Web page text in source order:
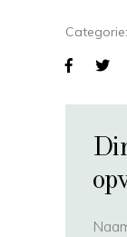
Categorie